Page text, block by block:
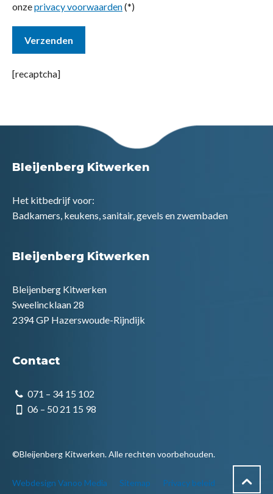
onzeprivacy voorwaarden(*)
[recaptcha]
Bleijenberg Kitwerken
Het kitbedrijf voor:
Badkamers, keukens, sanitair, gevels en zwembaden
Bleijenberg Kitwerken
Bleijenberg Kitwerken
Sweelincklaan 28
2394 GP Hazerswoude-Rijndijk
Contact
071 – 34 15 102
06 – 50 21 15 98
©Bleijenberg Kitwerken. Alle rechten voorbehouden.
Webdesign Vanoo Media Sitemap Privacy beleid